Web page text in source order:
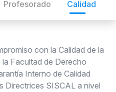
Profesorado Calidad
con la Calidad de la
Facultad de Derecho
Interno de Calidad
Directrices SISCAL a nivel